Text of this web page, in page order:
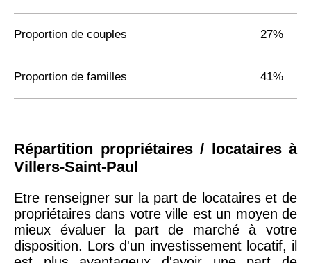
Proportion de couples 27%
Proportion de familles 41%
Répartition propriétaires / locataires à
Villers-Saint-Paul
Etre renseigner sur la part de locataires et de
propriétaires dans votre ville est un moyen de
mieux évaluer la part de marché à votre
disposition. Lors d'un investissement locatif, il